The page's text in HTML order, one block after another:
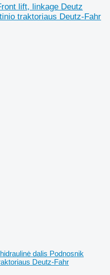
lift, linkage Deutz
traktoriaus Deutz-Fahr
dalis Podnosnik
Deutz-Fahr